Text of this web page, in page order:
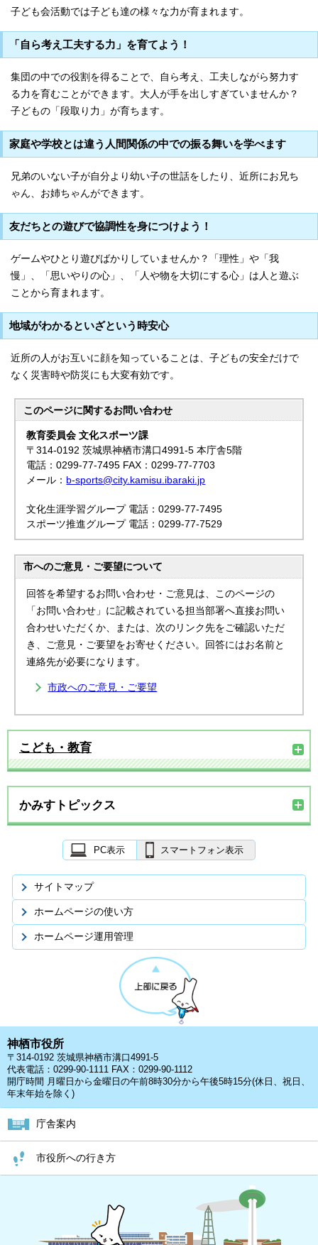
子ども会活動では子ども達の様々な力が育まれます。
「自ら考え工夫する力」を育てよう！
集団の中での役割を得ることで、自ら考え、工夫しながら努力す
る力を育むことができます。大人が手を出しすぎていませんか？
子どもの「段取り力」が育ちます。
家庭や学校とは違う人間関係の中での振る舞いを学べます
兄弟のいない子が自分より幼い子の世話をしたり、近所にお兄ち
ゃん、お姉ちゃんができます。
友だちとの遊びで協調性を身につけよう！
ゲームやひとり遊びばかりしていませんか？「理性」や「我
慢」、「思いやりの心」、「人や物を大切にする心」は人と遊ぶ
ことから育まれます。
地域がわかるといざという時安心
近所の人がお互いに顔を知っていることは、子どもの安全だけで
なく災害時や防災にも大変有効です。
このページに関するお問い合わせ
教育委員会 文化スポーツ課
〒314-0192 茨城県神栖市溝口4991-5 本庁舎5階
電話：0299-77-7495 FAX：0299-77-7703
メール： b-sports@city.kamisu.ibaraki.jp
文化生涯学習グループ 電話：0299-77-7495
スポーツ推進グループ 電話：0299-77-7529
市へのご意見・ご要望について
回答を希望するお問い合わせ・ご意見は、このページの
「お問い合わせ」に記載されている担当部署へ直接お問い
合わせいただくか、または、次のリンク先をご確認いただ
き、ご意見・ご要望をお寄せください。回答にはお名前と
連絡先が必要になります。
市政へのご意見・ご要望
こども・教育
かみすトピックス
PC表示 スマートフォン表示
サイトマップ
ホームページの使い方
ホームページ運用管理
神栖市役所
〒314-0192 茨城県神栖市溝口4991-5
代表電話：0299-90-1111 FAX：0299-90-1112
開庁時間 月曜日から金曜日の午前8時30分から午後5時15分(休日、祝日、
年末年始を除く)
庁舎案内
市役所への行き方